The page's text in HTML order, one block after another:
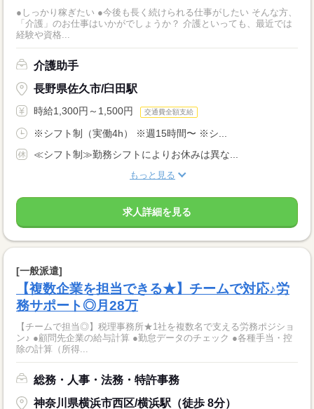
●しっかり稼ぎたい ●今後も長く続けられる仕事がしたい そんな方、
「介護」のお仕事はいかがでしょうか？ 介護といっても、最近では
経験や資格...
介護助手
長野県佐久市/臼田駅
時給1,300円～1,500円 交通費全額支給
※シフト制（実働4h） ※週15時間〜 ※シ...
≪シフト制≫勤務シフトによりお休みは異な...
もっと見る
求人詳細を見る
[一般派遣]
【複数企業を担当できる★】チームで対応♪労
務サポート◎月28万
【チームで担当◎】税理事務所★1社を複数名で支える労務ポジショ
ン♪ ●顧問先企業の給与計算 ●勤怠データのチェック ●各種手当・控
除の計算（所得...
総務・人事・法務・特許事務
神奈川県横浜市西区/横浜駅（徒歩 8分）